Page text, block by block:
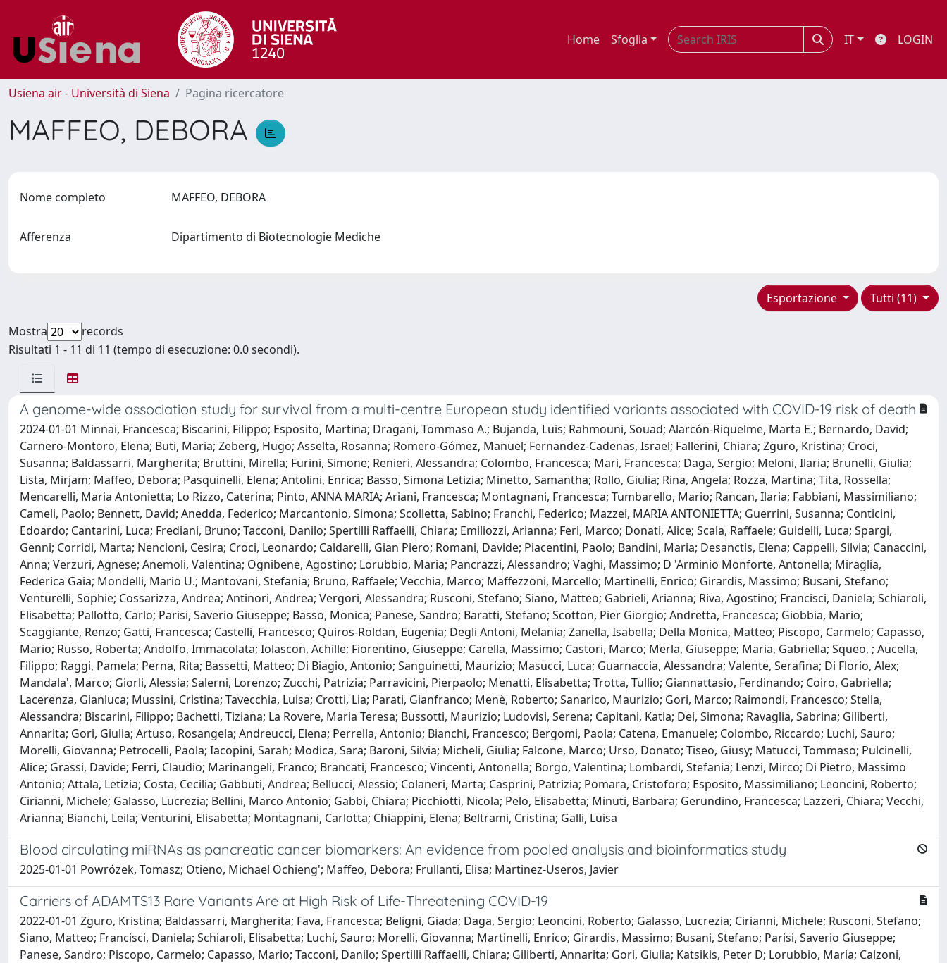
Home Sfoglia IT LOGIN
Usiena air - Università di Siena Pagina ricercatore
MAFFEO, DEBORA
Nome completo MAFFEO, DEBORA
Afferenza Dipartimento di Biotecnologie Mediche
Tutti (11)
Esportazione
Mostra
records
Risultati 1 - 11 di 11 (tempo di esecuzione: 0.0 secondi).
A genome-wide association study for survival from a multi-centre European study identified variants associated with COVID-19 risk of death
2024-01-01 Minnai, Francesca; Biscarini, Filippo; Esposito, Martina; Dragani, Tommaso A.; Bujanda, Luis; Rahmouni, Souad; Alarcón-Riquelme, Marta E.; Bernardo, David;
Carnero-Montoro, Elena; Buti, Maria; Zeberg, Hugo; Asselta, Rosanna; Romero-Gómez, Manuel; Fernandez-Cadenas, Israel; Fallerini, Chiara; Zguro, Kristina; Croci,
Susanna; Baldassarri, Margherita; Bruttini, Mirella; Furini, Simone; Renieri, Alessandra; Colombo, Francesca; Mari, Francesca; Daga, Sergio; Meloni, Ilaria; Brunelli, Giulia;
Lista, Mirjam; Maffeo, Debora; Pasquinelli, Elena; Antolini, Enrica; Basso, Simona Letizia; Minetto, Samantha; Rollo, Giulia; Rina, Angela; Rozza, Martina; Tita, Rossella;
Mencarelli, Maria Antonietta; Lo Rizzo, Caterina; Pinto, ANNA MARIA; Ariani, Francesca; Montagnani, Francesca; Tumbarello, Mario; Rancan, Ilaria; Fabbiani, Massimiliano;
Cameli, Paolo; Bennett, David; Anedda, Federico; Marcantonio, Simona; Scolletta, Sabino; Franchi, Federico; Mazzei, MARIA ANTONIETTA; Guerrini, Susanna; Conticini,
Edoardo; Cantarini, Luca; Frediani, Bruno; Tacconi, Danilo; Spertilli Raffaelli, Chiara; Emiliozzi, Arianna; Feri, Marco; Donati, Alice; Scala, Raffaele; Guidelli, Luca; Spargi,
Genni; Corridi, Marta; Nencioni, Cesira; Croci, Leonardo; Caldarelli, Gian Piero; Romani, Davide; Piacentini, Paolo; Bandini, Maria; Desanctis, Elena; Cappelli, Silvia; Canaccini,
Anna; Verzuri, Agnese; Anemoli, Valentina; Ognibene, Agostino; Lorubbio, Maria; Pancrazzi, Alessandro; Vaghi, Massimo; D 'Arminio Monforte, Antonella; Miraglia,
Federica Gaia; Mondelli, Mario U.; Mantovani, Stefania; Bruno, Raffaele; Vecchia, Marco; Maffezzoni, Marcello; Martinelli, Enrico; Girardis, Massimo; Busani, Stefano;
Venturelli, Sophie; Cossarizza, Andrea; Antinori, Andrea; Vergori, Alessandra; Rusconi, Stefano; Siano, Matteo; Gabrieli, Arianna; Riva, Agostino; Francisci, Daniela; Schiaroli,
Elisabetta; Pallotto, Carlo; Parisi, Saverio Giuseppe; Basso, Monica; Panese, Sandro; Baratti, Stefano; Scotton, Pier Giorgio; Andretta, Francesca; Giobbia, Mario;
Scaggiante, Renzo; Gatti, Francesca; Castelli, Francesco; Quiros-Roldan, Eugenia; Degli Antoni, Melania; Zanella, Isabella; Della Monica, Matteo; Piscopo, Carmelo; Capasso,
Mario; Russo, Roberta; Andolfo, Immacolata; Iolascon, Achille; Fiorentino, Giuseppe; Carella, Massimo; Castori, Marco; Merla, Giuseppe; Maria, Gabriella; Squeo, ; Aucella,
Filippo; Raggi, Pamela; Perna, Rita; Bassetti, Matteo; Di Biagio, Antonio; Sanguinetti, Maurizio; Masucci, Luca; Guarnaccia, Alessandra; Valente, Serafina; Di Florio, Alex;
Mandala', Marco; Giorli, Alessia; Salerni, Lorenzo; Zucchi, Patrizia; Parravicini, Pierpaolo; Menatti, Elisabetta; Trotta, Tullio; Giannattasio, Ferdinando; Coiro, Gabriella;
Lacerenza, Gianluca; Mussini, Cristina; Tavecchia, Luisa; Crotti, Lia; Parati, Gianfranco; Menè, Roberto; Sanarico, Maurizio; Gori, Marco; Raimondi, Francesco; Stella,
Alessandra; Biscarini, Filippo; Bachetti, Tiziana; La Rovere, Maria Teresa; Bussotti, Maurizio; Ludovisi, Serena; Capitani, Katia; Dei, Simona; Ravaglia, Sabrina; Giliberti,
Annarita; Gori, Giulia; Artuso, Rosangela; Andreucci, Elena; Perrella, Antonio; Bianchi, Francesco; Bergomi, Paola; Catena, Emanuele; Colombo, Riccardo; Luchi, Sauro;
Morelli, Giovanna; Petrocelli, Paola; Iacopini, Sarah; Modica, Sara; Baroni, Silvia; Micheli, Giulia; Falcone, Marco; Urso, Donato; Tiseo, Giusy; Matucci, Tommaso; Pulcinelli,
Alice; Grassi, Davide; Ferri, Claudio; Marinangeli, Franco; Brancati, Francesco; Vincenti, Antonella; Borgo, Valentina; Lombardi, Stefania; Lenzi, Mirco; Di Pietro, Massimo
Antonio; Attala, Letizia; Costa, Cecilia; Gabbuti, Andrea; Bellucci, Alessio; Colaneri, Marta; Casprini, Patrizia; Pomara, Cristoforo; Esposito, Massimiliano; Leoncini, Roberto;
Cirianni, Michele; Galasso, Lucrezia; Bellini, Marco Antonio; Gabbi, Chiara; Picchiotti, Nicola; Pelo, Elisabetta; Minuti, Barbara; Gerundino, Francesca; Lazzeri, Chiara; Vecchi,
Arianna; Bianchi, Leila; Venturini, Elisabetta; Montagnani, Carlotta; Chiappini, Elena; Beltrami, Cristina; Galli, Luisa
Blood circulating miRNAs as pancreatic cancer biomarkers: An evidence from pooled analysis and bioinformatics study
2025-01-01 Powrózek, Tomasz; Otieno, Michael Ochieng'; Maffeo, Debora; Frullanti, Elisa; Martinez-Useros, Javier
Carriers of ADAMTS13 Rare Variants Are at High Risk of Life-Threatening COVID-19
2022-01-01 Zguro, Kristina; Baldassarri, Margherita; Fava, Francesca; Beligni, Giada; Daga, Sergio; Leoncini, Roberto; Galasso, Lucrezia; Cirianni, Michele; Rusconi, Stefano;
Siano, Matteo; Francisci, Daniela; Schiaroli, Elisabetta; Luchi, Sauro; Morelli, Giovanna; Martinelli, Enrico; Girardis, Massimo; Busani, Stefano; Parisi, Saverio Giuseppe;
Panese, Sandro; Piscopo, Carmelo; Capasso, Mario; Tacconi, Danilo; Spertilli Raffaelli, Chiara; Giliberti, Annarita; Gori, Giulia; Katsikis, Peter D; Lorubbio, Maria; Calzoni,